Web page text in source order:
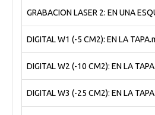
GRABACION LASER 2: EN UNA
DIGITAL W1 (-5 CM2): EN LA
DIGITAL W2 (-10 CM2): EN LA
DIGITAL W3 (-25 CM2): EN LA